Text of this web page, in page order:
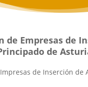
de Empresas de
de